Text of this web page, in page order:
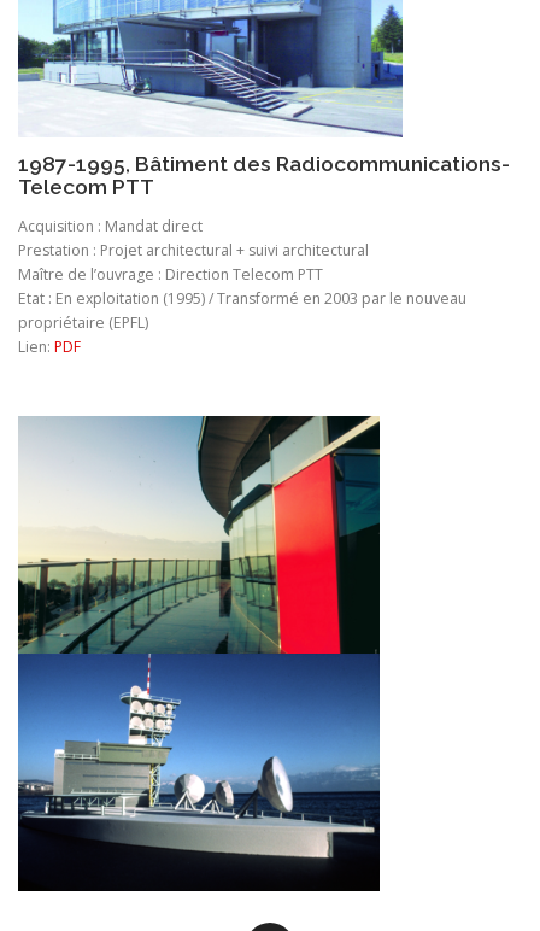
1987-1995, Bâtiment des Radiocommunications-
Telecom PTT
Acquisition : Mandat direct
Prestation : Projet architectural + suivi architectural
Maître de l’ouvrage : Direction Telecom PTT
Etat : En exploitation (1995) / Transformé en 2003 par le nouveau
propriétaire (EPFL)
Lien: PDF